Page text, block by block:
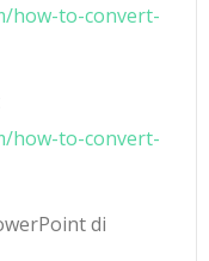
how-to-convert-
how-to-convert-
di